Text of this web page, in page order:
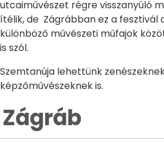
utcaiművészet régre visszanyúló
ítélik, de Zágrábban ez a fesztivál
különböző művészeti műfajok
is szól.
Szemtanúja lehettünk
képzőművészeknek is.
Zágráb